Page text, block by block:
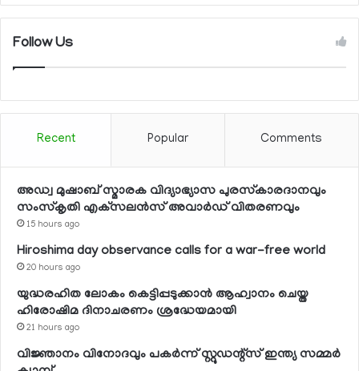
Follow Us
Recent Popular Comments
അഡ്വ മുഷാബ് സ്മാരക വിദ്യാഭ്യാസ പുരസ്‌കാരദാനവും
സംസ്‌കൃതി എക്‌സലന്‍സ് അവാര്‍ഡ് വിതരണവും
15 hours ago
Hiroshima day observance calls for a war-free world
20 hours ago
യുദ്ധരഹിത ലോകം കെട്ടിപ്പടുക്കാന്‍ ആഹ്വാനം ചെയ്ത
ഹിരോഷിമ ദിനാചരണം ശ്രദ്ധേയമായി
21 hours ago
വിജ്ഞാനം വിനോദവും പകര്‍ന്ന് സ്റ്റുഡന്റ്‌സ് ഇന്ത്യ സമ്മര്‍